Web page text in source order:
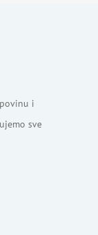
i
sve